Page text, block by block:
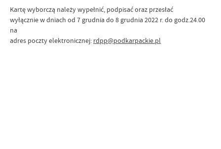
Kartę wyborczą należy wypełnić, podpisać oraz przesłać
wyłącznie w dniach od 7 grudnia do 8 grudnia 2022 r. do godz.24.00
na
adres poczty elektronicznej: rdpp@podkarpackie.pl